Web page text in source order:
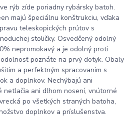
rýb zíde poriadny rybársky batoh.
majú špeciálnu konštrukciu, vďaka
teleskopických prútov s
stoličky. Osvedčený odolný
nepromokavý a je odolný proti
poznáte na prvý dotyk. Obaly
a perfektným spracovaním s
a doplnkov. Nechýbajú ani
ani dlhom nosení, vnútorné
po všetkých straných batoha,
doplnkov a príslušenstva.